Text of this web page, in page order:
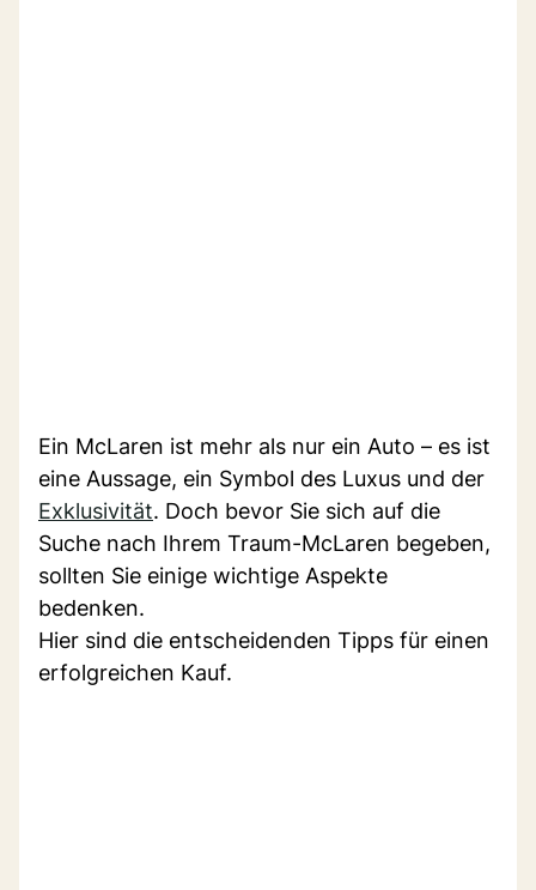
Ein McLaren ist mehr als nur ein Auto – es ist
eine Aussage, ein Symbol des Luxus und der
Exklusivität. Doch bevor Sie sich auf die
Suche nach Ihrem Traum-McLaren begeben,
sollten Sie einige wichtige Aspekte
bedenken.
Hier sind die entscheidenden Tipps für einen
erfolgreichen Kauf.